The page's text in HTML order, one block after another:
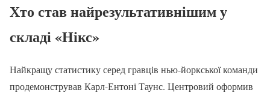
Хто став найрезультативнішим у
складі «Нікс»
Найкращу статистику серед гравців нью-йоркської команди
продемонстрував Карл-Ентоні Таунс. Центровий оформив